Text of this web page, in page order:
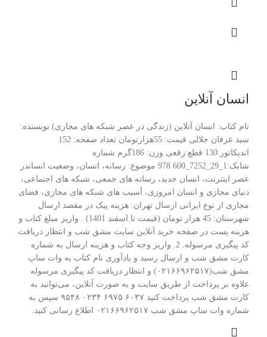
انسان آنلاین
نام کتاب: انسان آنلاین (زندگی در عصر شبکه های مجازی) نویسنده:
سید عرفان جلالی قیمت: 55هزارتومان تعداد صفحه: 152
اندیکاتور:130 قطع:رقعی وزن: 186گرم شماره
شابک:1_29_7252_600 978 موضوع: رسانه، انسان، وضعیت انساندر
عصر اینترنت، انسان جدید، رسانه های جمعی، شبکه های اجتماعی،
دنیای مجازی و انسان امروزی، آسیب های شبکه های مجازی، فضای
مجازی از نوع ایرانی ارسال تهران: هزینه پیک در مقصد ارسال
شهرستان: 45 هزار تومان (قیمت تا اسفند 1401) . واریز مبلغ کتاب و
هزینه پست در صفحه خرید آنلاین سایت مشق شب و انتظار دریافت
کد پیگیری مرسوله. 2. واریز وجه کتاب و هزینه ارسال به شماره
کارت مشق شب و ارسال رسید و یادآوری نام کتاب به وات ساپ
مشق شب(۰۲۱۶۶۹۶۲۵۱۷) و انتظار دریافت کد پیگیری مرسوله
علاوه بر پرداخت از طریق سایت و به صورت آنلاین، می‌توانید به
کارت مشق شب پرداخت کنید ۶۰۳۷ ۶۹۷۵ ۰۲۳۴ ۹۵۴۸ سپس به
شماره وات ساپ مشق شب ۰۲۱۶۶۹۶۲۵۱۷ اطلاع رسانی کنید.